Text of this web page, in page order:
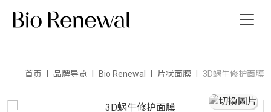
首页 品牌导览 Bio Renewal 片状面膜 3D蜗牛修护面膜